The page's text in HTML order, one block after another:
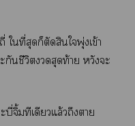
ใที่สุดก็ตัดสินใพุ่งเข้า
นชีวิตสุดท้าย หวังะ
บี่จิ้มทีเดียวแล้วถึงา